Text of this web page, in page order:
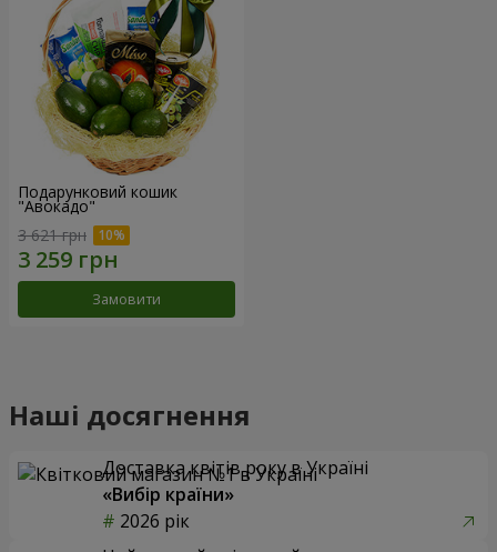
Подарунковий кошик
"Авокадо"
3 621 грн
Замовити
Наші досягнення
Доставка квітів року в Україні
«Вибір країни»
2026 рік